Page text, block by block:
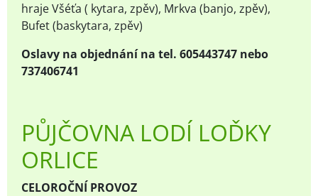
hraje Všéťa ( kytara, zpěv), Mrkva (banjo, zpěv),
Bufet (baskytara, zpěv)
Oslavy na objednání na tel. 605443747 nebo
737406741
PŮJČOVNA LODÍ LOĎKY
ORLICE
CELOROČNÍ PROVOZ